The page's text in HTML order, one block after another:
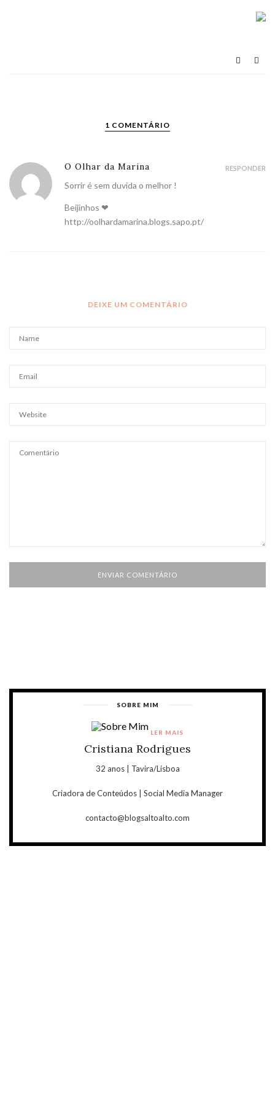
1 COMENTÁRIO
O Olhar da Marina
Sorrir é sem duvida o melhor !
Beijinhos ❤
http://oolhardamarina.blogs.sapo.pt/
RESPONDER
DEIXE UM COMENTÁRIO
SOBRE MIM
Cristiana Rodrigues
32 anos | Tavira/Lisboa
Criadora de Conteúdos | Social Media Manager
contacto@blogsaltoalto.com
LER MAIS